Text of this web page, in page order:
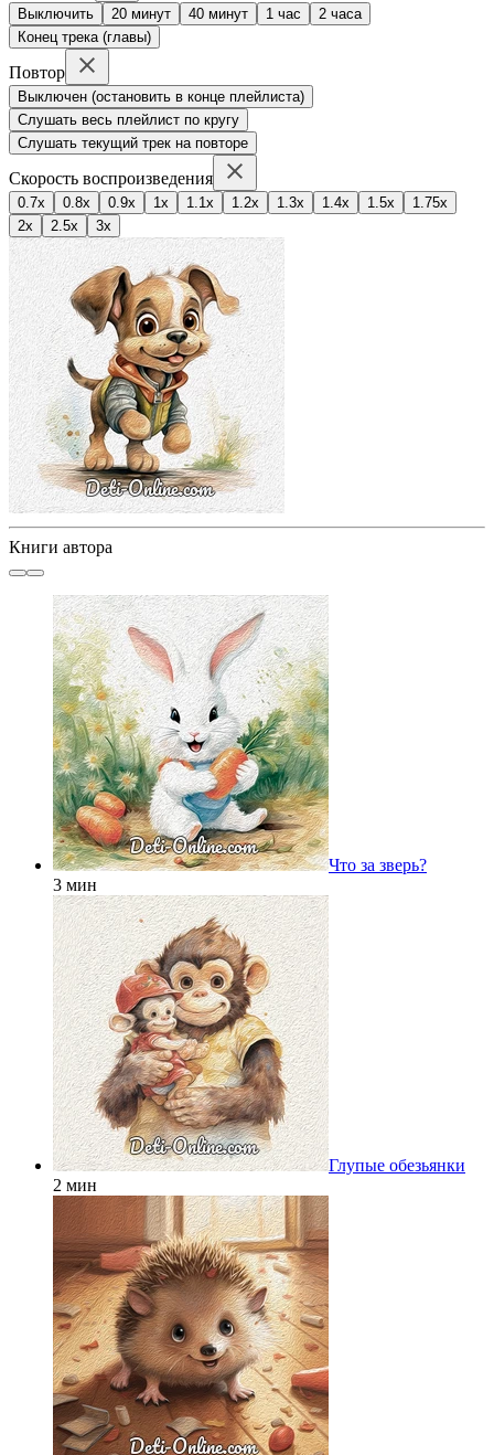
Выключить 20 минут 40 минут 1 час
2 часа
Конец трека (главы)
Повтор
Выключен (остановить в конце плейлиста)
Слушать весь плейлист по кругу
Слушать текущий трек на повторе
Скорость воспроизведения
0.7x 0.8x 0.9x 1x 1.1x 1.2x 1.3x 1.4x 1.5x
1.75x
2x
2.5x 3x
Книги автора
Что за зверь?
3 мин
Глупые обезьянки
2 мин